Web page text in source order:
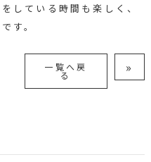
している時間も楽しく、
す。
一覧へ戻
る »